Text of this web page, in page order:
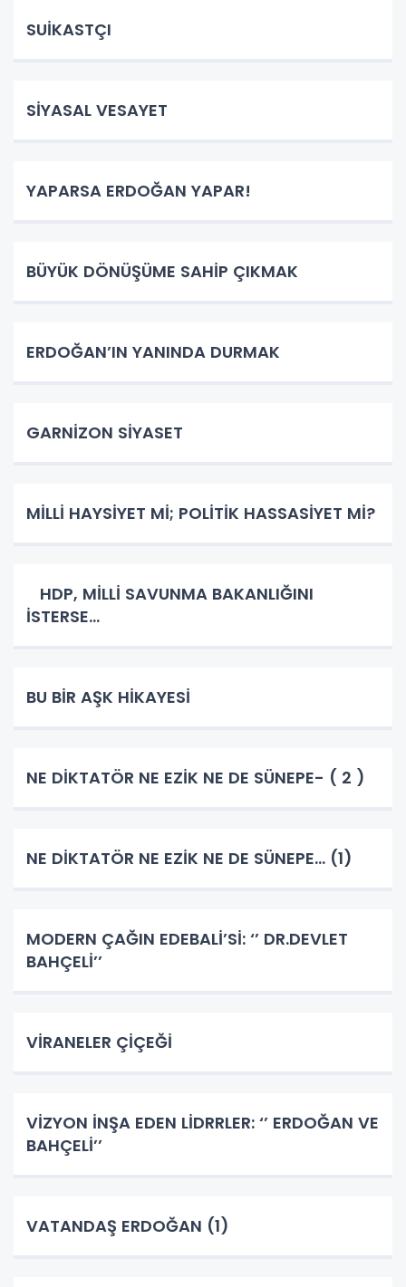
SUİKASTÇI
SİYASAL VESAYET
YAPARSA ERDOĞAN YAPAR!
BÜYÜK DÖNÜŞÜME SAHİP ÇIKMAK
ERDOĞAN’IN YANINDA DURMAK
GARNİZON SİYASET
MİLLİ HAYSİYET Mİ; POLİTİK HASSASİYET Mİ?
HDP, MİLLİ SAVUNMA BAKANLIĞINI
İSTERSE…
BU BİR AŞK HİKAYESİ
NE DİKTATÖR NE EZİK NE DE SÜNEPE- ( 2 )
NE DİKTATÖR NE EZİK NE DE SÜNEPE... (1)
MODERN ÇAĞIN EDEBALİ’Sİ: ‘’ DR.DEVLET
BAHÇELİ’’
VİRANELER ÇİÇEĞİ
VİZYON İNŞA EDEN LİDRRLER: ‘’ ERDOĞAN VE
BAHÇELİ’’
VATANDAŞ ERDOĞAN (1)